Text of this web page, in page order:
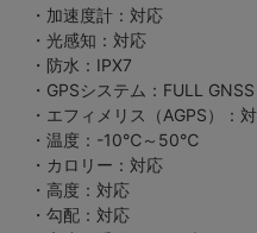
・加速度計：対応
・光感知：対応
・防水：IPX7
・GPSシステム：FULL
・エフィメリス（AGPS）：
・温度：-10℃～50℃
・カロリー：対応
・高度：対応
・勾配：対応